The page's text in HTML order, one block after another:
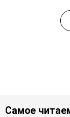
Самое